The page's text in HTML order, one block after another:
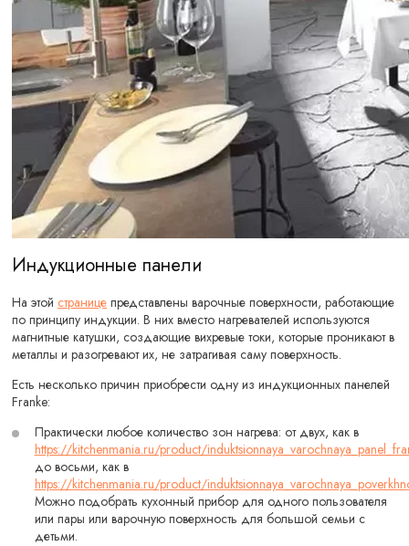
Индукционные панели
На этой странице представлены варочные поверхности, работающие
по принципу индукции. В них вместо нагревателей используются
магнитные катушки, создающие вихревые токи, которые проникают в
металлы и разогревают их, не затрагивая саму поверхность.
Есть несколько причин приобрести одну из индукционных панелей
Franke:
Практически любое количество зон нагрева: от двух, как в
https://kitchenmania.ru/product/
до восьми, как в
https://kitchenmania.ru/product/
Можно подобрать кухонный прибор для одного пользователя
или пары или варочную поверхность для большой семьи с
детьми.